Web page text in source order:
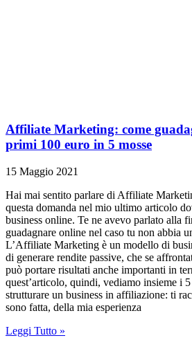
Affiliate Marketing: come
primi 100 euro in 5 mosse
15 Maggio 2021
Hai mai sentito parlare di Affiliate
questa domanda nel mio ultimo articolo
business online. Te ne avevo parlato alla
guadagnare online nel caso tu non abbia
L’Affiliate Marketing è un modello di
di generare rendite passive, che se
può portare risultati anche importanti in
quest’articolo, quindi, vediamo insieme i
strutturare un business in affiliazione: ti
sono fatta, della mia esperienza
Leggi Tutto »